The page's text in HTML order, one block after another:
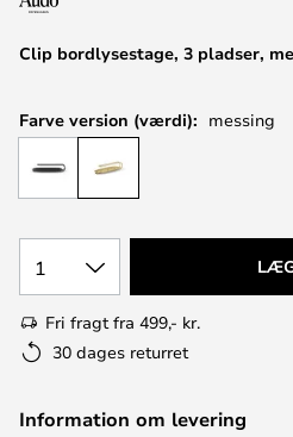
Clip bordlysestage, 3 pladser,
Farve version (værdi): messing
1
Fri fragt fra 499,- kr.
30 dages returret
Information om levering